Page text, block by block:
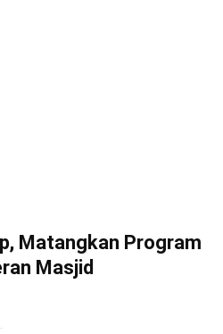
Matangkan Program
Masjid